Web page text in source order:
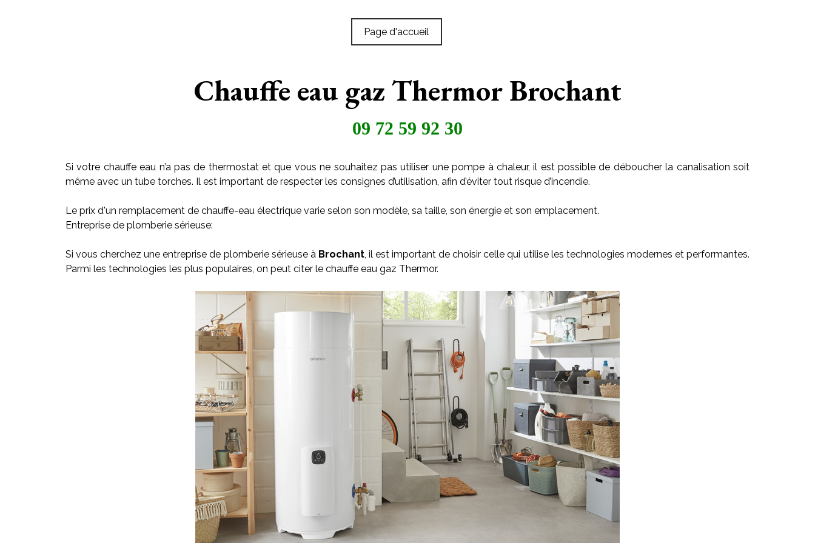
Page d'accueil
Chauffe eau gaz Thermor Brochant
09 72 59 92 30
Si votre chauffe eau n’a pas de thermostat et que vous ne souhaitez pas utiliser une pompe à chaleur, il est possible de déboucher la canalisation soit
même avec un tube torches. Il est important de respecter les consignes d’utilisation, afin d’éviter tout risque d’incendie.
Le prix d'un remplacement de chauffe-eau électrique varie selon son modèle, sa taille, son énergie et son emplacement.
Entreprise de plomberie sérieuse:
Si vous cherchez une entreprise de plomberie sérieuse à Brochant, il est important de choisir celle qui utilise les technologies modernes et performantes.
Parmi les technologies les plus populaires, on peut citer le chauffe eau gaz Thermor.